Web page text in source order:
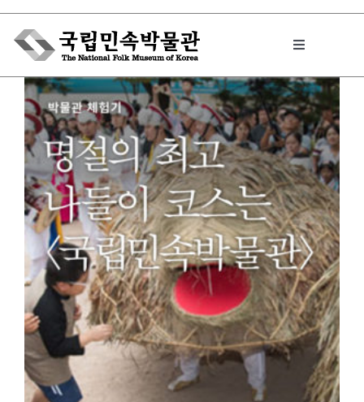
Skip
content
Toggle
박물관에서는
민속이야기
민속 인사이드
원문보기 PDF
박물관 홈페이지